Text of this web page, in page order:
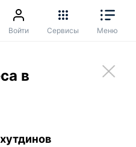
Войти Сервисы Меню
в